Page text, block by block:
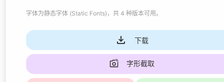
字体为静态字体 (Static Fonts) ，共 4 种版本可用。
下载
字形截取